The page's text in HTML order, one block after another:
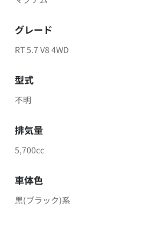
グレード
RT 5.7 V8 4WD
型式
不明
排気量
5,700cc
車体色
黒(ブラック)系